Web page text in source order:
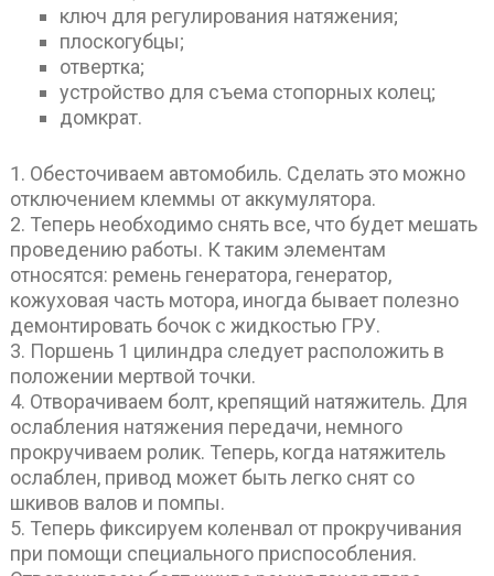
ключ для регулирования натяжения;
плоскогубцы;
отвертка;
устройство для съема стопорных колец;
домкрат.
1. Обесточиваем автомобиль. Сделать это можно
отключением клеммы от аккумулятора.
2. Теперь необходимо снять все, что будет мешать
проведению работы. К таким элементам
относятся: ремень генератора, генератор,
кожуховая часть мотора, иногда бывает полезно
демонтировать бочок с жидкостью ГРУ.
3. Поршень 1 цилиндра следует расположить в
положении мертвой точки.
4. Отворачиваем болт, крепящий натяжитель. Для
ослабления натяжения передачи, немного
прокручиваем ролик. Теперь, когда натяжитель
ослаблен, привод может быть легко снят со
шкивов валов и помпы.
5. Теперь фиксируем коленвал от прокручивания
при помощи специального приспособления.